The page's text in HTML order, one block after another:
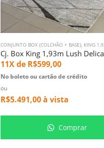
CONJUNTO BOX (COLCHÃO + BASE) KING
11X de R$599,00
No boleto ou cartão de crédito
ou
R$5.491,00à vista
Comprar